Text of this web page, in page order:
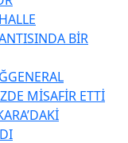
BİR
MİSAFİR ETTİ